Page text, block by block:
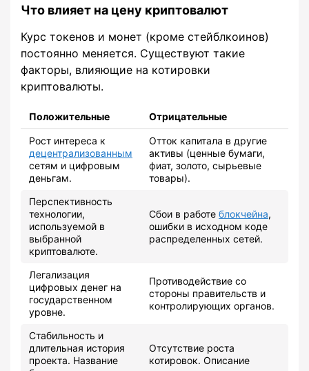
Что влияет на цену криптовалют
Курс токенов и монет (кроме стейблкоинов)
постоянно меняется. Существуют такие
факторы, влияющие на котировки
криптовалюты.
Положительные Отрицательные
Рост интереса к
децентрализованным
сетям и цифровым
деньгам.
Отток капитала в другие
активы (ценные бумаги,
фиат, золото, сырьевые
товары).
Перспективность
технологии,
используемой в
выбранной
криптовалюте.
Сбои в работе блокчейна,
ошибки в исходном коде
распределенных сетей.
Легализация
цифровых денег на
государственном
уровне.
Противодействие со
стороны правительств и
контролирующих органов.
Стабильность и
длительная история
проекта. Название
Отсутствие роста
котировок. Описание